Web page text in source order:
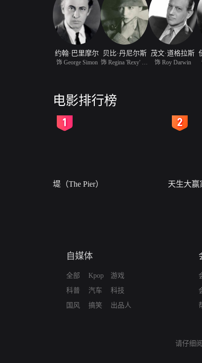
约翰·巴里摩尔
饰 George Simon
贝比·丹尼尔斯 茂文·道格拉斯
饰 Roy Darwin
电影排行榜
堤（The Pier） 天生大赢
自媒体
全部
科普
国风
Kpop
汽车
搞笑
游戏
科技
出品人
请仔细